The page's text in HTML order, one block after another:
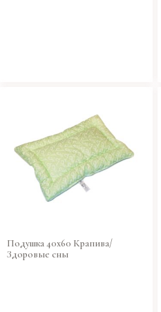
Подушка 40х60 Крапива/
Здоровые сны